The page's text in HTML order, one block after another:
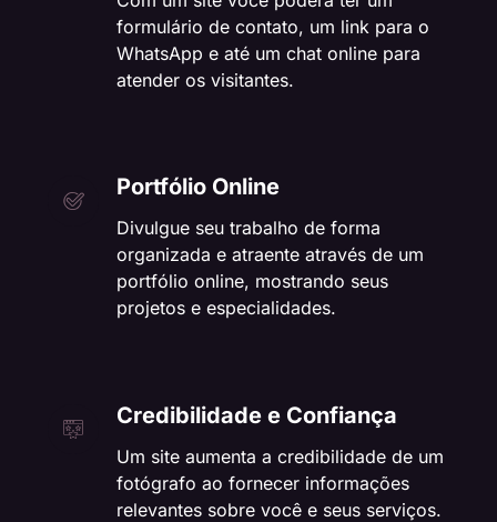
formulário de contato, um link para o
WhatsApp e até um chat online para
atender os visitantes.
Portfólio Online
Divulgue seu trabalho de forma
organizada e atraente através de um
portfólio online, mostrando seus
projetos e especialidades.
Credibilidade e Confiança
Um site aumenta a credibilidade de um
fotógrafo ao fornecer informações
relevantes sobre você e seus serviços.